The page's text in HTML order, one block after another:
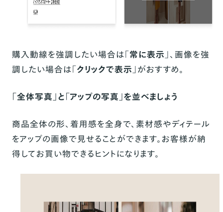
購入動線を強調したい場合は「常に表示 」、画像を強
調したい場合は「クリックで表示 」がおすすめ。
「全体写真」と「アップの写真」を並べましょう
商品全体の形、着用感を全身で、素材感やディテール
をアップの画像で見せることができます。お客様が納
得してお買い物できるヒントになります。